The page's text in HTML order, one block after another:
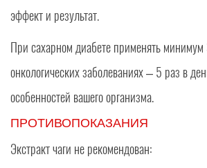
эффект и результат.
При сахарном диабете применять
онкологических заболеваниях – 5 раз в
особенностей вашего организма.
ПРОТИВОПОКАЗАНИЯ
Экстракт чаги не рекомендован: